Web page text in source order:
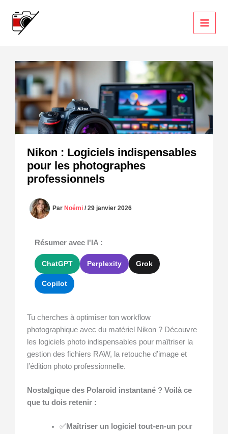
contenu
Nikon : Logiciels indispensables
pour les photographes
professionnels
ParNoémi/29 janvier 2026
Résumer avec l'IA :
ChatGPT Perplexity Grok
Copilot
Tu cherches à optimiser ton workflow
photographique avec du matériel Nikon ? Découvre
les logiciels photo indispensables pour maîtriser la
gestion des fichiers RAW, la retouche d’image et
l’édition photo professionnelle.
Nostalgique des Polaroid instantané ? Voilà ce
que tu dois retenir :
✅ Maîtriser un logiciel tout-en-unpour